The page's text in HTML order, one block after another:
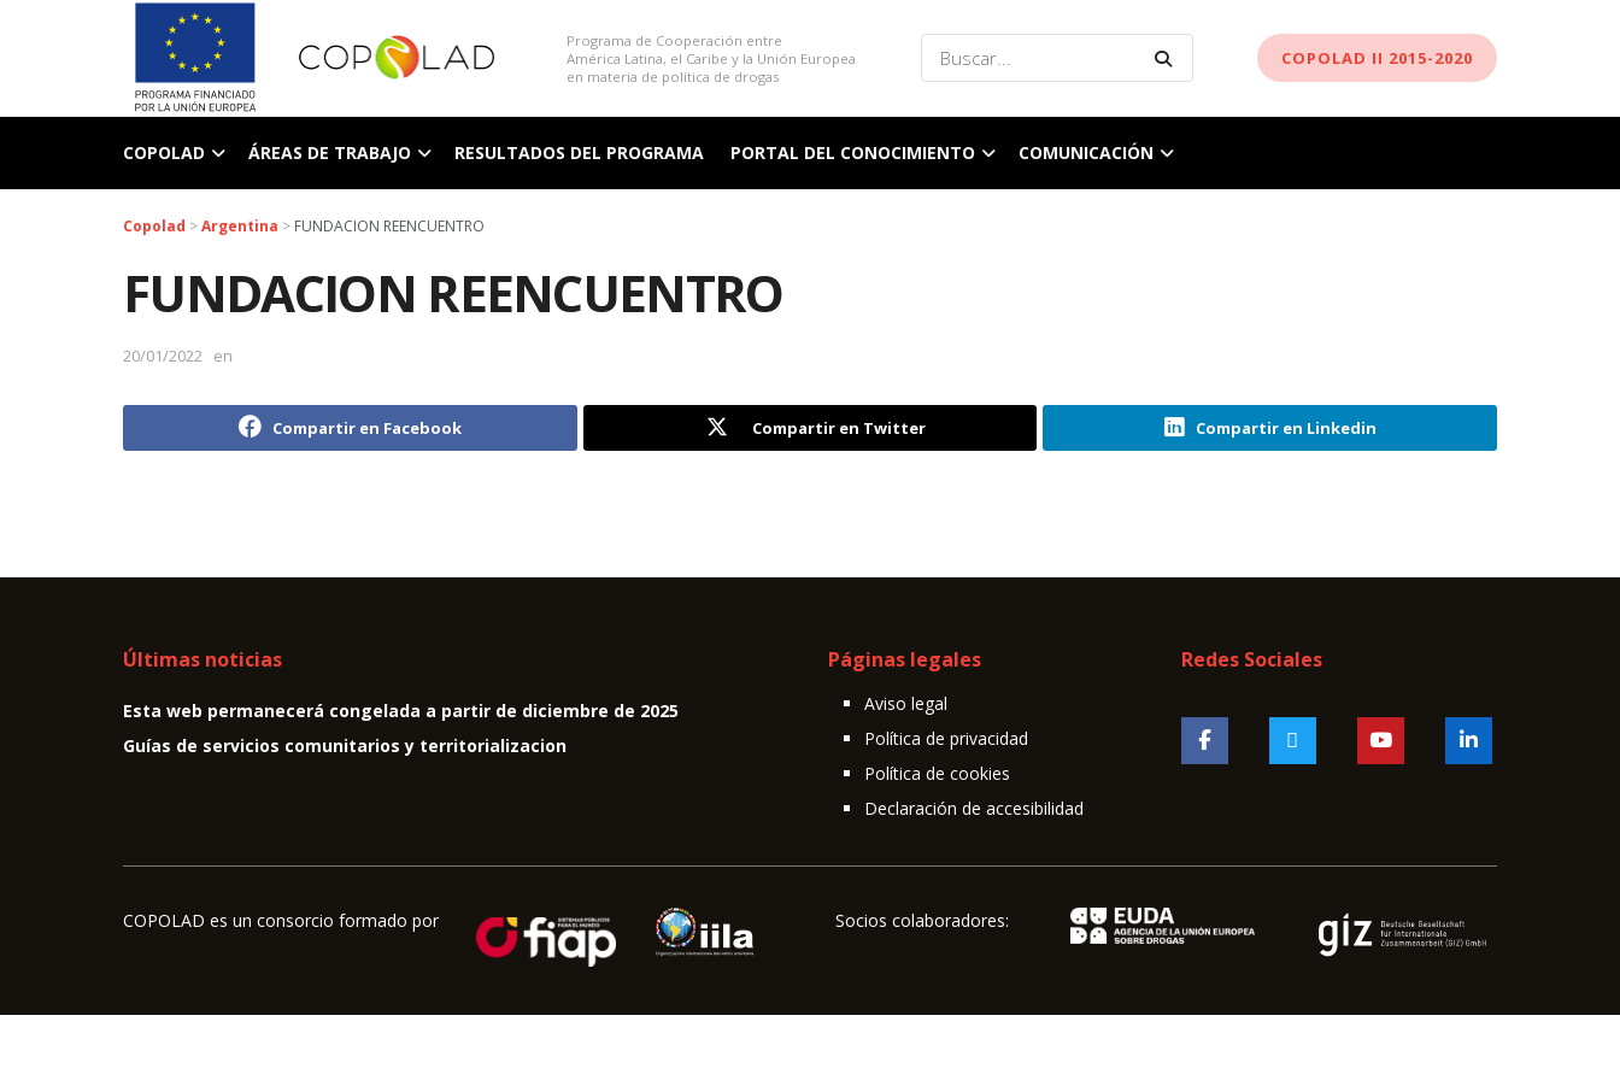
Programa de Cooperación entre
América Latina, el Caribe y la Unión Europea
en materia de política de drogas
COPOLAD II 2015-2020
COPOLAD ÁREAS DE TRABAJO RESULTADOS DEL PROGRAMA PORTAL DEL CONOCIMIENTO COMUNICACIÓN
Copolad >Argentina > FUNDACION REENCUENTRO
FUNDACION REENCUENTRO
20/01/2022 en
Compartir en Facebook Compartir en Twitter Compartir en Linkedin
Últimas noticias
Esta web permanecerá congelada a partir de diciembre de 2025
Guías de servicios comunitarios y territorializacion
Páginas legales
Aviso legal
Política de privacidad
Política de cookies
Declaración de accesibilidad
Redes Sociales
COPOLAD es un consorcio formado por Socios colaboradores: